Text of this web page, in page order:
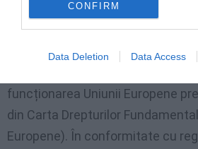
CONFIRM
Data Deletion Data Access
din spaţiul comunitar, când
afara Uniunii și statul lor de
reprezentat (a se vedea articolul
funcționarea Uniunii Europene
din Carta Drepturilor
Europene). În conformitate cu